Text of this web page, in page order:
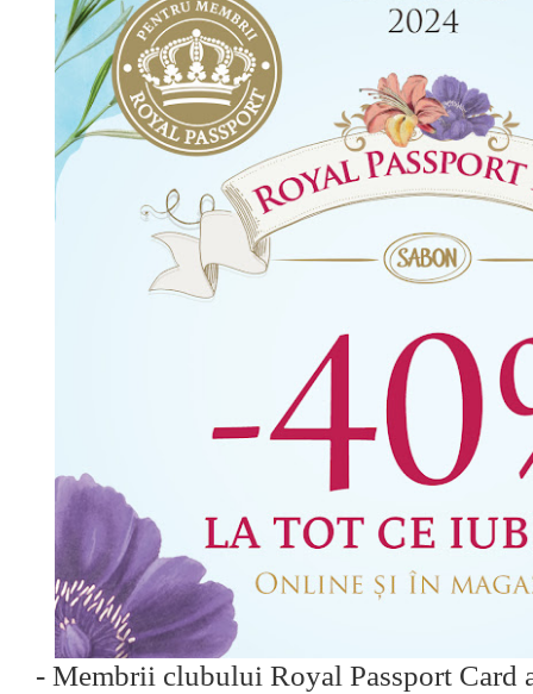
- Membrii clubului Royal Passport Card